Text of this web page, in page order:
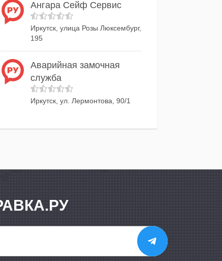
Ангара Сейф Сервис
Иркутск, улица Розы Люксембург,
195
Аварийная замочная
служба
Иркутск, ул. Лермонтова, 90/1